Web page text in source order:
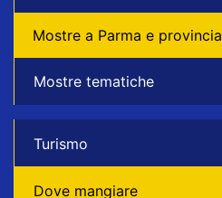
Mostre a Parma e provincia
Mostre tematiche
Turismo
Dove mangiare